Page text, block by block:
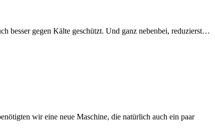
besser gegen Kälte geschützt. Und ganz nebenbei, reduzierst…
wir eine neue Maschine, die natürlich auch ein paar